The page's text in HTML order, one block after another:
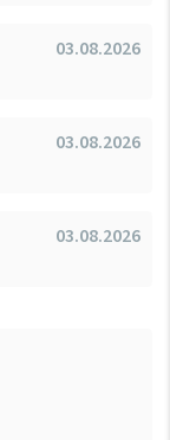
03.08.2026
03.08.2026
03.08.2026